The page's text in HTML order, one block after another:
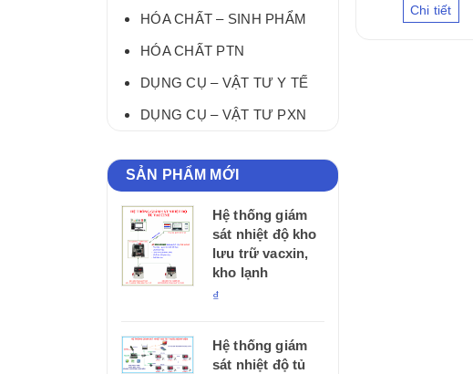
HÓA CHẤT – SINH PHẨM
HÓA CHẤT PTN
DỤNG CỤ – VẬT TƯ Y TẾ
DỤNG CỤ – VẬT TƯ PXN
SẢN PHẨM MỚI
Hệ thống giám
sát nhiệt độ kho
lưu trữ vacxin,
kho lạnh
₫
Hệ thống giám
sát nhiệt độ tủ
Chi tiết